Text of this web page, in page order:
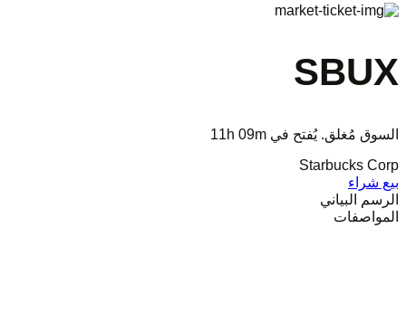
SBUX
السوق مُغلق. يُفتح في 11h 09m
Starbucks Corp
بيع شراء
الرسم البياني
المواصفات